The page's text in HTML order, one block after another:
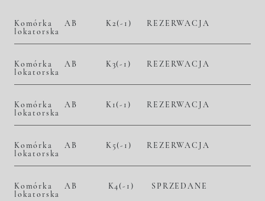
Komórka
lokatorska
AB K2(-1) REZERWACJA
Komórka
lokatorska
AB K3(-1) REZERWACJA
Komórka
lokatorska
AB K1(-1) REZERWACJA
Komórka
lokatorska
AB K5(-1) REZERWACJA
Komórka
lokatorska
AB K4(-1) SPRZEDANE